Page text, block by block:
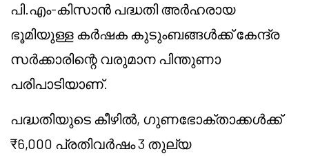
പി.എം-കിസാൻ പദ്ധതി അർഹരായ
ഭൂമിയുള്ള കർഷക കുടുംബങ്ങൾക്ക് കേന്ദ്ര
സർക്കാരിന്റെ വരുമാന പിന്തുണാ
പരിപാടിയാണ്.
പദ്ധതിയുടെ കീഴിൽ, ഗുണഭോക്താക്കൾക്ക്
₹6,000 പ്രതിവർഷം 3 തുല്യ